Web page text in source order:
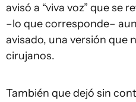
avisó a “viva voz” que se
–lo que corresponde–
avisado, una versión que
cirujanos.
También que dejó sin